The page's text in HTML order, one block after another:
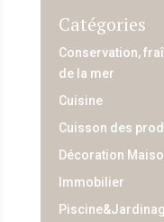
Catégories
Conservation,
de la mer
Cuisine
Cuisson des
Décoration
Immobilier